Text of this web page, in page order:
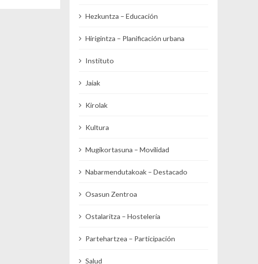
Hezkuntza – Educación
Hirigintza – Planificación urbana
Instituto
Jaiak
Kirolak
Kultura
Mugikortasuna – Movilidad
Nabarmendutakoak – Destacado
Osasun Zentroa
Ostalaritza – Hostelería
Partehartzea – Participación
Salud